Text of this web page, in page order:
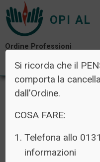
OPI AL
Ordine Professioni
Infermieristiche di
Si ricorda che il
comporta la
dall’Ordine.
COSA FARE:
Telefona allo
informazioni